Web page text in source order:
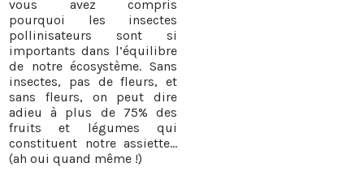
vous avez compris
pourquoi les insectes
pollinisateurs sont si
importants dans l’équilibre
de notre écosystème. Sans
insectes, pas de fleurs, et
sans fleurs, on peut dire
adieu à plus de 75% des
fruits et légumes qui
constituent notre assiette…
(ah oui quand même !)